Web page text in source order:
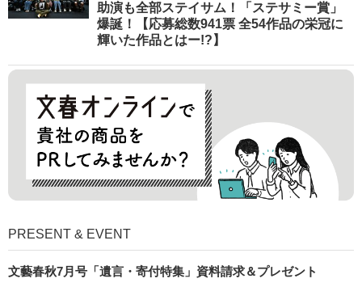
助演も全部ステイサム！「ステサミー賞」
爆誕！【応募総数941票 全54作品の栄冠に
輝いた作品とはー!?】
PRESENT & EVENT
文藝春秋7月号「遺言・寄付特集」資料請求＆プレゼント